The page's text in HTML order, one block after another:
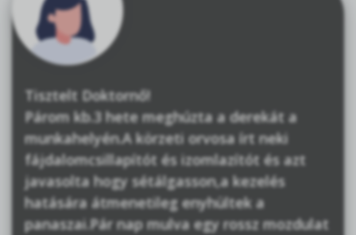
Tisztelt Doktornő!
Párom kb.3 hete meghúzta a derekát a
munkahelyén.A körzeti orvosa írt neki
fájdalomcsillapítót és izomlazítót és azt
javasolta hogy sétálgasson,a kezelés
hatására átmenetileg enyhültek a
panaszai.Pár nap mulva egy rossz mozdulat